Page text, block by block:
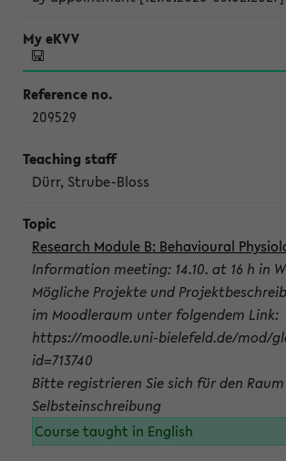
209529
Dürr, Strube-Bloss
Research Module B: Behavioural
Information meeting: 14.10. at 16 h in
Mögliche Projekte und
im Moodleraum unter folgendem Link:
https://moodle.uni-bielefeld.de/mod/
id=713740
Bitte registrieren Sie sich für den
Selbsteinschreibung
Course taught in English